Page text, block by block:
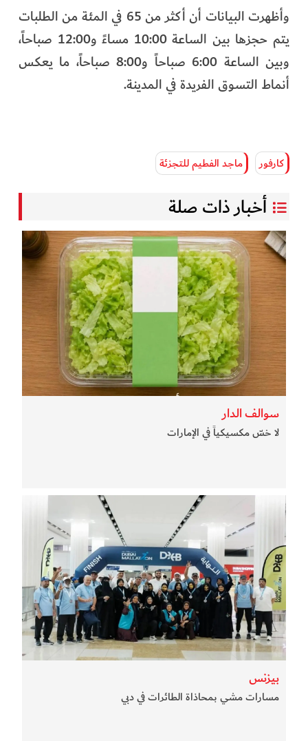
وأظهرت البيانات أن أكثر من 65 في المئة من الطلبات
يتم حجزها بين الساعة 10:00 مساءً و12:00 صباحاً،
وبين الساعة 6:00 صباحاً و8:00 صباحاً، ما يعكس
أنماط التسوق الفريدة في المدينة.
كارفور ماجد الفطيم للتجزئة
أخبار ذات صلة
سوالف الدار
لا خسّ مكسيكياً في الإمارات
بيزنس
مسارات مشي بمحاذاة الطائرات في دبي